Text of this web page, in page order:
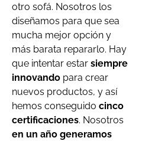
otro sofá. Nosotros los
diseñamos para que sea
mucha mejor opción y
más barata repararlo. Hay
que intentar estar siempre
innovando para crear
nuevos productos, y así
hemos conseguido cinco
certificaciones. Nosotros
en un año generamos